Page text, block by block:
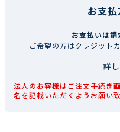
お支
お支払いは請
ご希望の方はクレジット
詳
法人のお客様はご注文手続き
名を記載いただくようお願い